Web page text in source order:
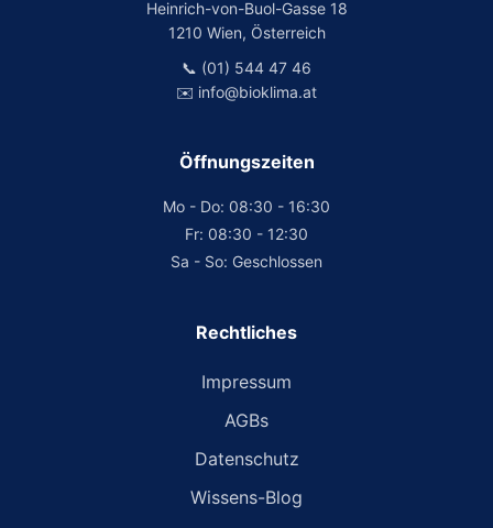
Heinrich-von-Buol-Gasse 18
1210 Wien, Österreich
📞 (01) 544 47 46
✉️ info@bioklima.at
Öffnungszeiten
Mo - Do: 08:30 - 16:30
Fr: 08:30 - 12:30
Sa - So: Geschlossen
Rechtliches
Impressum
AGBs
Datenschutz
Wissens-Blog